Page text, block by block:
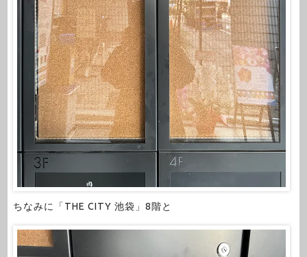
ちなみに「THE CITY 池袋」8階と